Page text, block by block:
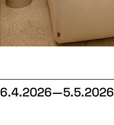
6.4.2026—5.5.2026